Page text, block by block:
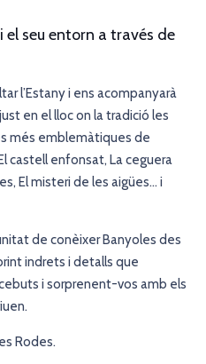
el seu entorn a través de
l’Estany i ens acompanyarà
en el lloc on la tradició les
més emblemàtiques de
castell enfonsat, La ceguera
El misteri de les aigües… i
de conèixer Banyoles des
indrets i detalls que
i sorprenent-vos amb els
Rodes.